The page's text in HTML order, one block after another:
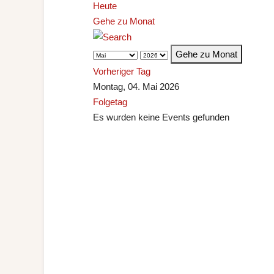
Heute
Gehe zu Monat
Gehe zu Monat
Vorheriger Tag
Montag, 04. Mai 2026
Folgetag
Es wurden keine Events gefunden